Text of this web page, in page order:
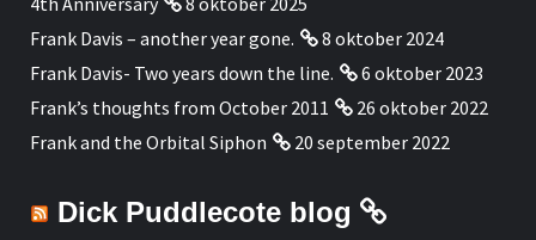
Frank Davis – another year gone.
8 oktober 2024
Frank Davis- Two years down the line.
6 oktober 2023
Frank’s thoughts from October 2011
26 oktober 2022
Frank and the Orbital Siphon
20 september 2022
Dick Puddlecote blog